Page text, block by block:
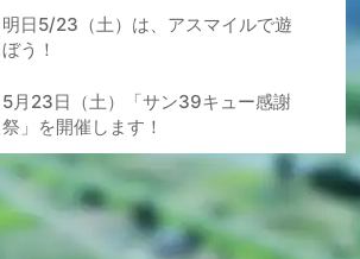
明日5/23（土）は、アスマイルで遊
ぼう！
5月23日（土）「サン39キュー感謝
祭」を開催します！
令和8年6月号 あすまいるクイズの
答え
令和8年5月号 あすまいるクイズの